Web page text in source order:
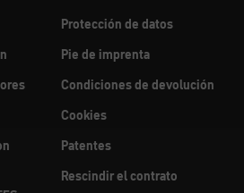
Protección de datos
Pie de imprenta
Condiciones de devolución
Cookies
Patentes
Rescindir el contrato